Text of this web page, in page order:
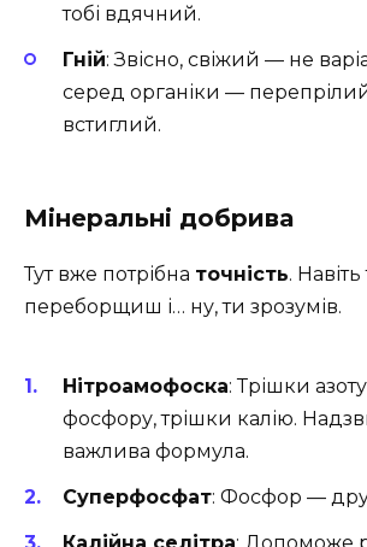
тобі вдячний.
Гній: Звісно, свіжий — не
серед органіки —
встиглий.
Мінеральні добрива
Тут вже потрібна точність.
переборщиш і… ну, ти зрозумів.
Нітроамофоска: Трішки
фосфору, трішки калію.
важлива формула.
Суперфосфат: Фосфор —